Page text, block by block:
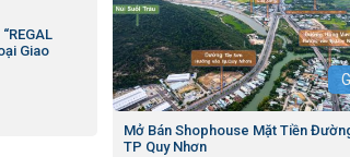
Giao
Mở Bán Shophouse Mặt Tiền
TP Quy Nhơn